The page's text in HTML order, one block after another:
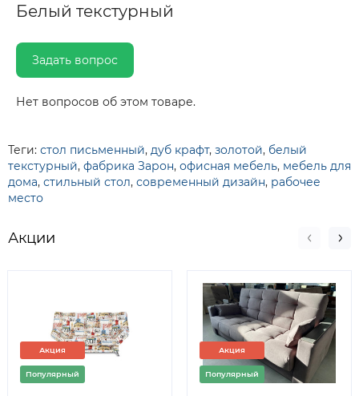
Белый текстурный
Задать вопрос
Нет вопросов об этом товаре.
Теги: стол письменный, дуб крафт, золотой, белый
текстурный, фабрика Зарон, офисная мебель, мебель для
дома, стильный стол, современный дизайн, рабочее
место
Акции
Акция
Популярный
Акция
Популярный